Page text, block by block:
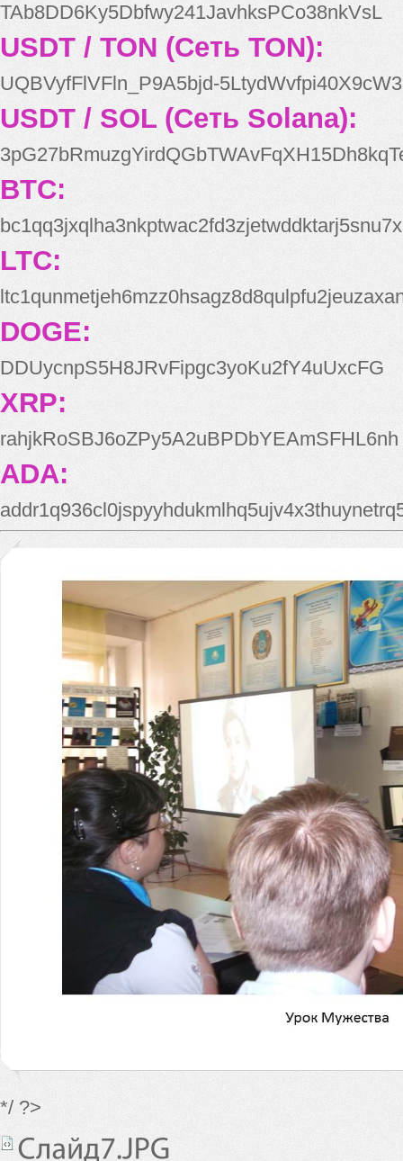
TAb8DD6Ky5Dbfwy241JavhksPCo38nkVsL
USDT / TON (Сеть TON):
UQBVyfFlVFln_P9A5bjd-
USDT / SOL (Сеть Solana):
BTC:
bc1qq3jxqlha3nkptwac2fd3zjetwddktarj5snu7x
LTC:
DOGE:
DDUycnpS5H8JRvFipgc3yoKu2fY4uUxcFG
XRP:
rahjkRoSBJ6oZPy5A2uBPDbYEAmSFHL6nh
ADA:
*/ ?>